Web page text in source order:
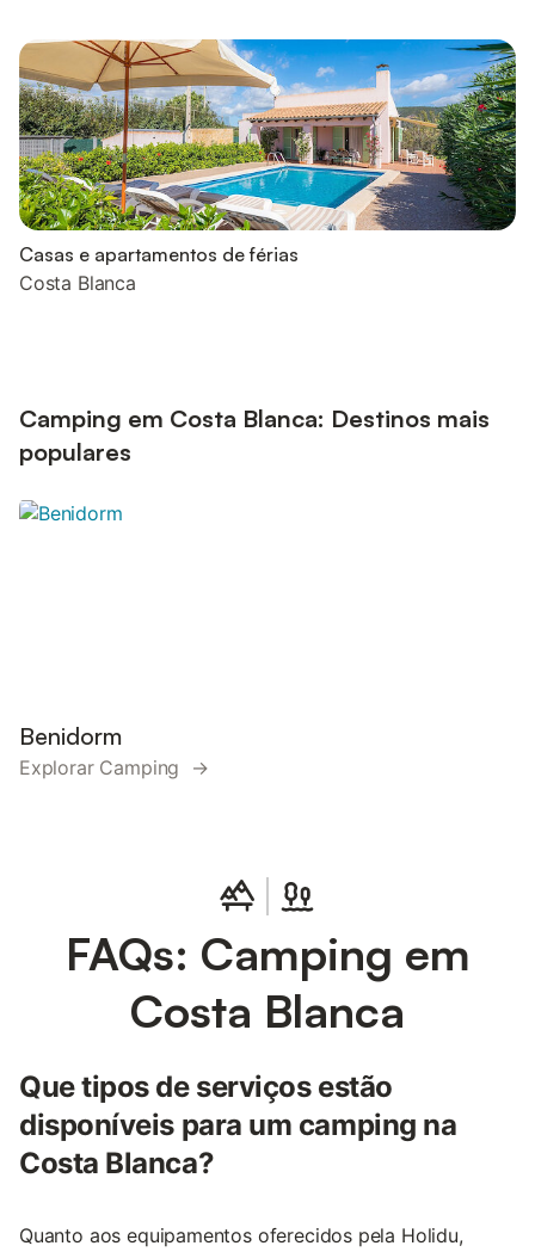
Casas e apartamentos de férias
Costa Blanca
Camping em Costa Blanca: Destinos mais
populares
Benidorm
Explorar Camping →
FAQs: Camping em
Costa Blanca
Que tipos de serviços estão
disponíveis para um camping na
Costa Blanca?
Quanto aos equipamentos oferecidos pela Holidu,